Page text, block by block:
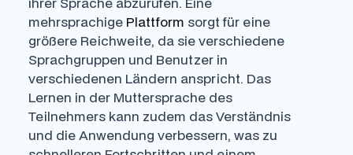
mehrsprachige Plattform sorgt für eine
größere Reichweite, da sie verschiedene
Sprachgruppen und Benutzer in
verschiedenen Ländern anspricht. Das
Lernen in der Muttersprache des
Teilnehmers kann zudem das Verständnis
und die Anwendung verbessern, was zu